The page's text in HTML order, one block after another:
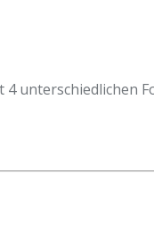
unterschiedlichen